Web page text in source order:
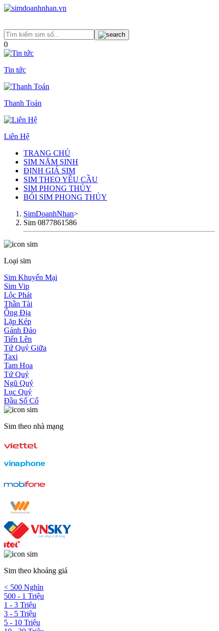
0
Tin tức
Thanh Toán
Liên Hệ
TRANG CHỦ
SIM NĂM SINH
ĐỊNH GIÁ SIM
SIM THEO YÊU CẦU
SIM PHONG THỦY
BÓI SIM PHONG THỦY
SimDoanhNhan>
Sim 0877861586
Loại sim
Sim Khuyến Mại
Sim Vip
Lộc Phát
Thần Tài
Ông Địa
Lặp Kép
Gánh Đảo
Tiến Lên
Tứ Quý Giữa
Taxi
Tam Hoa
Tứ Quý
Ngũ Quý
Lục Quý
Đầu Số Cổ
Sim theo nhà mạng
Sim theo khoảng giá
< 500 Nghìn
500 - 1 Triệu
1 - 3 Triệu
3 - 5 Triệu
5 - 10 Triệu